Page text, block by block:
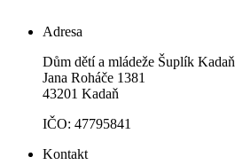
Adresa
Dům dětí a mládeže Šuplík Kadaň
Jana Roháče 1381
43201 Kadaň
IČO: 47795841
Kontakt